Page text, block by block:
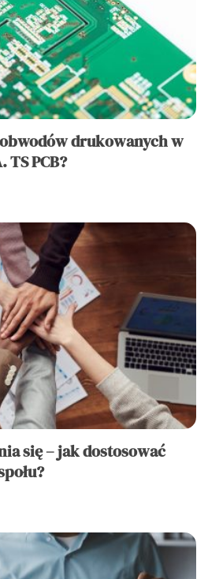
drukowanych w
TS PCB?
się – jak dostosować